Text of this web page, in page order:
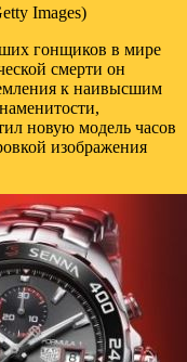
Images)
гонщиков в мире
смерти он
к наивысшим
новую модель часов
изображения